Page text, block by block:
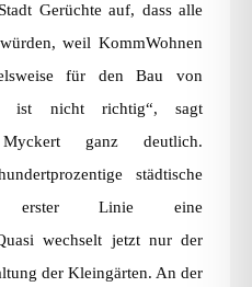
Gerüchte auf, dass alle
weil KommWohnen
für den Bau von
ist nicht richtig“, sagt
ganz deutlich.
städtische
Linie eine
wechselt jetzt nur der
der Kleingärten. An der